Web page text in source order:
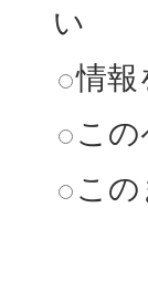
い
情報
こ
こ